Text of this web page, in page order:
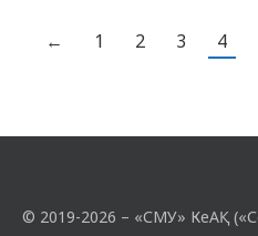
шынықтыру
жеңістерімен
← 1 2 3 4
© 2019-2026 – «СМУ» КеАҚ